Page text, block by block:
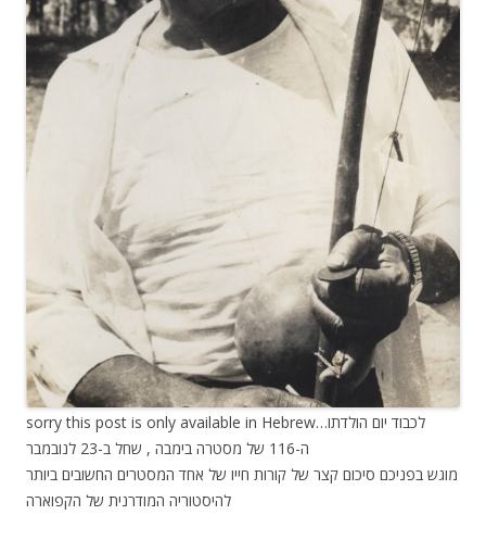
sorry this post is only available in Hebrew…לכבוד יום הולדתו
ה-116 של מסטרה בימבה , שחל ב-23 לנובמבר
מוגש בפניכם סיכום קצר של קורות חייו של אחד המסטרים החשובים ביותר
להיסטוריה המודרנית של הקפוארה